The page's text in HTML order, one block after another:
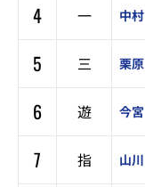
4
一 中村
5
三 栗原
6
遊 今宮
7
指 山川